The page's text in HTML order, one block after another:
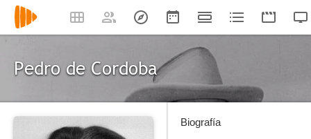
Pedro de Cordoba
Biografía